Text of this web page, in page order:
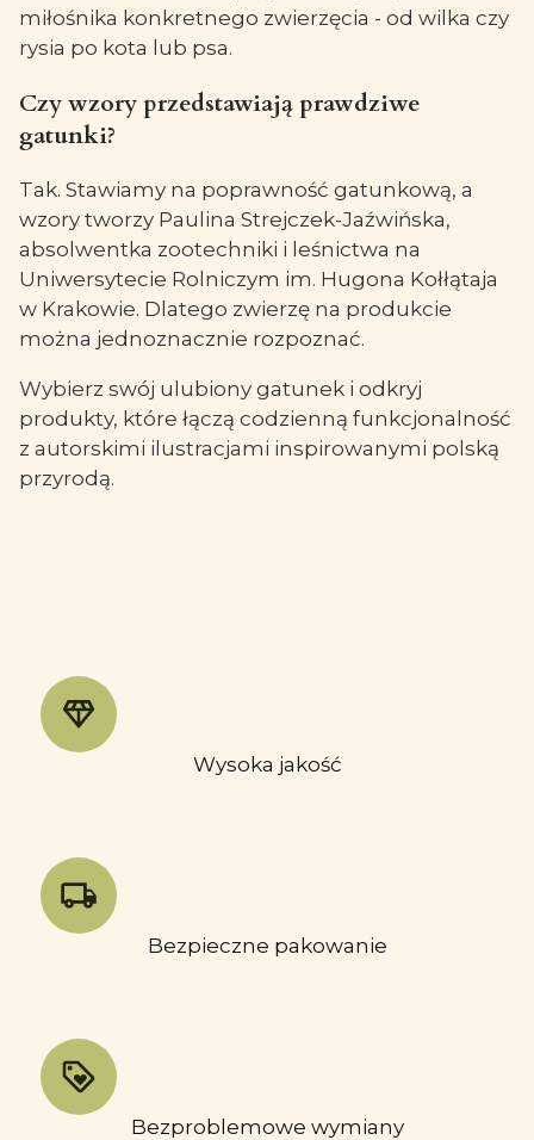
miłośnika konkretnego zwierzęcia - od wilka czy
rysia po kota lub psa.
Czy wzory przedstawiają prawdziwe
gatunki?
Tak. Stawiamy na poprawność gatunkową, a
wzory tworzy Paulina Strejczek-Jaźwińska,
absolwentka zootechniki i leśnictwa na
Uniwersytecie Rolniczym im. Hugona Kołłątaja
w Krakowie. Dlatego zwierzę na produkcie
można jednoznacznie rozpoznać.
Wybierz swój ulubiony gatunek i odkryj
produkty, które łączą codzienną funkcjonalność
z autorskimi ilustracjami inspirowanymi polską
przyrodą.
Wysoka jakość
Bezpieczne pakowanie
Bezproblemowe wymiany